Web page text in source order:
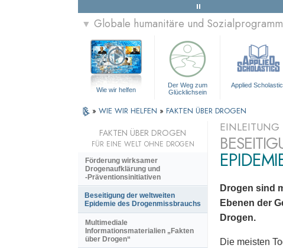
▼ Globale humanitäre und
Wie wir helfen
Der Weg zum
Glücklichsein
Applied
» WIE WIR HELFEN » FAKTEN ÜBER DROGEN
EINLEITUNG
Drogen sind
Ebenen der
Drogen.
Die meisten
FAKTEN ÜBER DROGEN
FÜR EINE WELT OHNE DROGEN
Förderung wirksamer
Drogenaufklärung und
-Präventionsinitiativen
Beseitigung der weltweiten
Epidemie des Drogenmissbrauchs
Multimediale
Informationsmaterialien „Fakten
über Drogen“